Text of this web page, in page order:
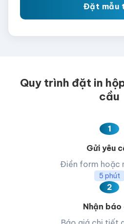
Đặt mẫu
Quy trình đặt in
cầu
1
Gửi yêu
Điền form hoặc
5 phút
2
Nhận báo